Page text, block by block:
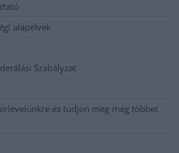
alapelvek
Szabályzat
és tudjon meg még többet